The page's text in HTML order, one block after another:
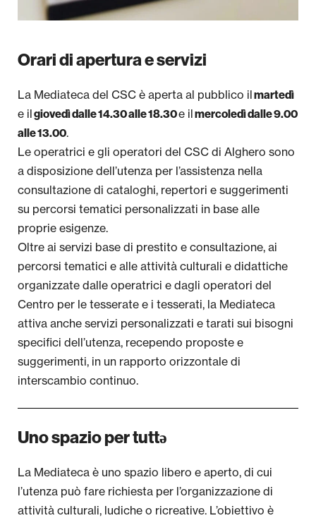
Orari di apertura e servizi
La Mediateca del CSC è aperta al pubblico ilmartedì
e ilgiovedì dalle 14.30 alle 18.30e ilmercoledì dalle 9.00
alle 13.00.
Le operatrici e gli operatori del CSC di Alghero sono
a disposizione dell’utenza per l’assistenza nella
consultazione di cataloghi, repertori e suggerimenti
su percorsi tematici personalizzati in base alle
proprie esigenze.
Oltre ai servizi base di prestito e consultazione, ai
percorsi tematici e alle attività culturali e didattiche
organizzate dalle operatrici e dagli operatori del
Centro per le tesserate e i tesserati, la Mediateca
attiva anche servizi personalizzati e tarati sui bisogni
specifici dell’utenza, recependo proposte e
suggerimenti, in un rapporto orizzontale di
interscambio continuo.
Uno spazio per tuttə
La Mediateca è uno spazio libero e aperto, di cui
l’utenza può fare richiesta per l’organizzazione di
attività culturali, ludiche o ricreative. L’obiettivo è